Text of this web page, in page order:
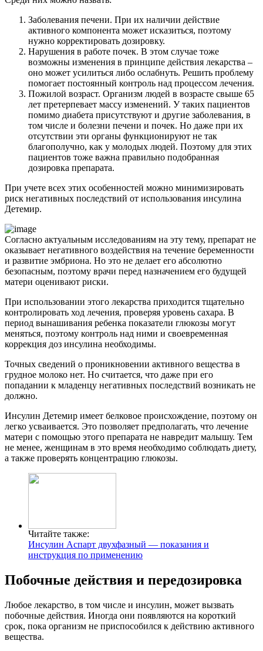
Заболевания печени. При их наличии действие
активного компонента может исказиться, поэтому
нужно корректировать дозировку.
Нарушения в работе почек. В этом случае тоже
возможны изменения в принципе действия лекарства –
оно может усилиться либо ослабнуть. Решить проблему
помогает постоянный контроль над процессом лечения.
Пожилой возраст. Организм людей в возрасте свыше 65
лет претерпевает массу изменений. У таких пациентов
помимо диабета присутствуют и другие заболевания, в
том числе и болезни печени и почек. Но даже при их
отсутствии эти органы функционируют не так
благополучно, как у молодых людей. Поэтому для этих
пациентов тоже важна правильно подобранная
дозировка препарата.
При учете всех этих особенностей можно минимизировать
риск негативных последствий от использования инсулина
Детемир.
Согласно актуальным исследованиям на эту тему, препарат не
оказывает негативного воздействия на течение беременности
и развитие эмбриона. Но это не делает его абсолютно
безопасным, поэтому врачи перед назначением его будущей
матери оценивают риски.
При использовании этого лекарства приходится тщательно
контролировать ход лечения, проверяя уровень сахара. В
период вынашивания ребенка показатели глюкозы могут
меняться, поэтому контроль над ними и своевременная
коррекция доз инсулина необходимы.
Точных сведений о проникновении активного вещества в
грудное молоко нет. Но считается, что даже при его
попадании к младенцу негативных последствий возникать не
должно.
Инсулин Детемир имеет белковое происхождение, поэтому он
легко усваивается. Это позволяет предполагать, что лечение
матери с помощью этого препарата не навредит малышу. Тем
не менее, женщинам в это время необходимо соблюдать диету,
а также проверять концентрацию глюкозы.
Читайте также:
Инсулин Аспарт двухфазный — показания и
инструкция по применению
Побочные действия и передозировка
Любое лекарство, в том числе и инсулин, может вызвать
побочные действия. Иногда они появляются на короткий
срок, пока организм не приспособился к действию активного
вещества.